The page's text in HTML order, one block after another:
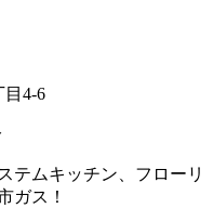
4-6
テムキッチン、フローリ
ガス！